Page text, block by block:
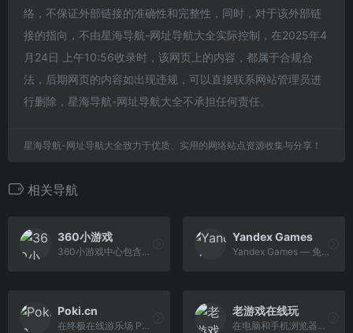
络，不保证外部链接的准确性和完整性，同时，对于该外部链
接的指向，不由星海导航-网址导航大全实际控制，在2025年4
月24日 上午10:56收录时，该网页上的内容，都属于合规合
法，后期网页的内容如出现违规，可以直接联系网站管理员进
行删除，星海导航-网址导航大全不承担任何责任。
星海导航-网址导航大全致力于优质、实用的网络站点资源收集与分享！
相关导航
360小游戏
360小游戏中心包含在线小游戏，单人小游戏，双人小游戏，连连看，斗地主，麻将，h5游戏，奥特曼，密室逃脱，捕鱼等休闲，益智，策略，角色，棋牌，模 拟经营，动作，竞技类最新小游戏。
Yandex Games
Yandex Games — 免费在线游戏，以满足每一种口味。 无需下载
Poki.cn
在终极在线游乐场 Poki.cn, 免费玩在线游戏！选择你最喜欢的游戏，玩得开心！
老游戏在线玩
在电脑和手机浏览器里畅玩 2500+ 中文老游戏，支持触屏、键盘、存档！包括 FC, SFC, N64, GB, GBC, GBA, NDS 等多种游戏机平台。